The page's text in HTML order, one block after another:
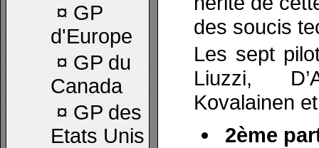
¤ GP
d'Europe
¤ GP du
Canada
¤ GP des
Etats Unis
des soucis
Les sept
Liuzzi,
Kovalainen
2ème